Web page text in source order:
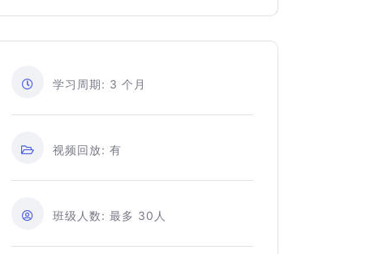
学习周期: 3 个月
视频回放: 有
班级人数: 最多 30人